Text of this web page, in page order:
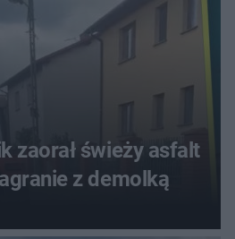
zaorał świeży asfalt
z demolką